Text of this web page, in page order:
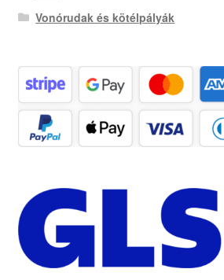
Vonórudak és kötélpályák